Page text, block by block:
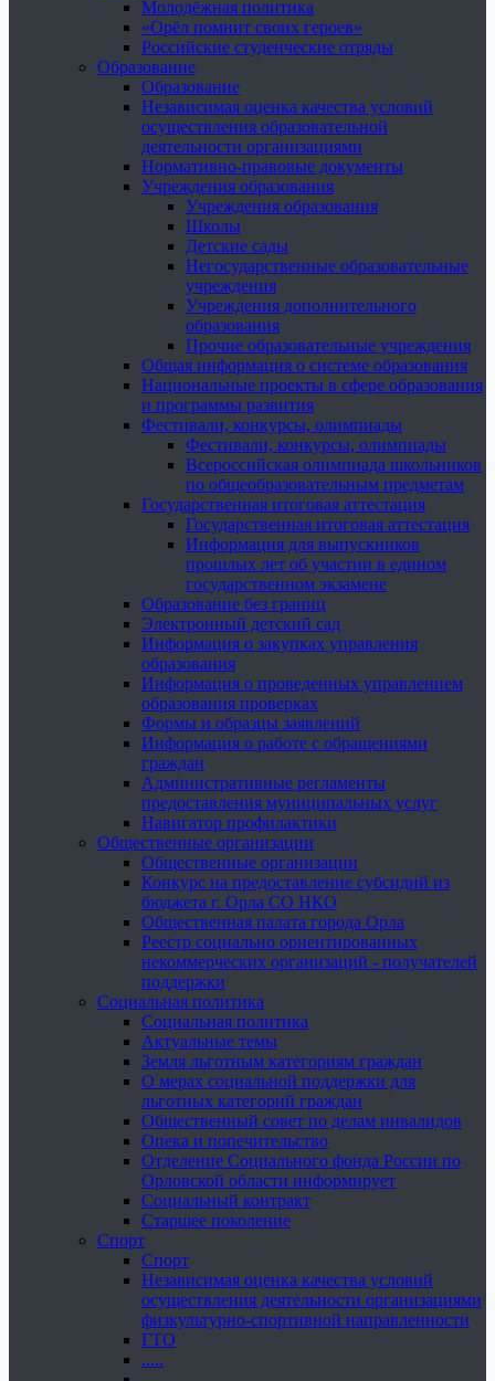
Молодёжная политика
«Орёл помнит своих героев»
Российские студенческие отряды
Образование
Образование
Независимая оценка качества условий
осуществления образовательной
деятельности организациями
Нормативно-правовые документы
Учреждения образования
Учреждения образования
Школы
Детские сады
Негосударственные образовательные
учреждения
Учреждения дополнительного
образования
Прочие образовательные учреждения
Общая информация о системе образования
Национальные проекты в сфере образования
и программы развития
Фестивали, конкурсы, олимпиады
Фестивали, конкурсы, олимпиады
Всероссийская олимпиада школьников
по общеобразовательным предметам
Государственная итоговая аттестация
Государственная итоговая аттестация
Информация для выпускников
прошлых лет об участии в едином
государственном экзамене
Образование без границ
Электронный детский сад
Информация о закупках управления
образования
Информация о проведенных управлением
образования проверках
Формы и образцы заявлений
Информация о работе с обращениями
граждан
Административные регламенты
предоставления муниципальных услуг
Навигатор профилактики
Общественные организации
Общественные организации
Конкурс на предоставление субсидий из
бюджета г. Орла СО НКО
Общественная палата города Орла
Реестр социально ориентированных
некоммерческих организаций - получателей
поддержки
Социальная политика
Социальная политика
Актуальные темы
Земля льготным категориям граждан
О мерах социальной поддержки для
льготных категорий граждан
Общественный совет по делам инвалидов
Опека и попечительство
Отделение Социального фонда России по
Орловской области информирует
Социальный контракт
Старшее поколение
Спорт
Спорт
Независимая оценка качества условий
осуществления деятельности организациями
физкультурно-спортивной направленности
ГТО
.....